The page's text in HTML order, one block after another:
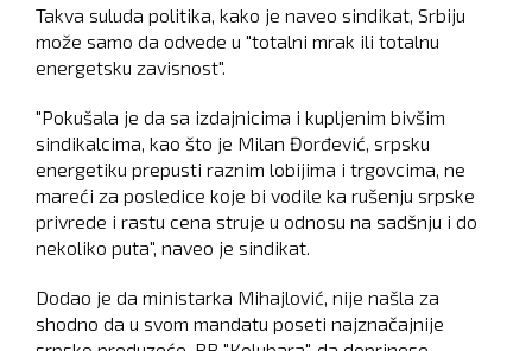
Takva suluda politika, kako je naveo sindikat, Srbiju
može samo da odvede u "totalni mrak ili totalnu
energetsku zavisnost".
"Pokušala je da sa izdajnicima i kupljenim bivšim
sindikalcima, kao što je Milan Đorđević, srpsku
energetiku prepusti raznim lobijima i trgovcima, ne
mareći za posledice koje bi vodile ka rušenju srpske
privrede i rastu cena struje u odnosu na sadšnju i do
nekoliko puta", naveo je sindikat.
Dodao je da ministarka Mihajlović, nije našla za
shodno da u svom mandatu poseti najznačajnije